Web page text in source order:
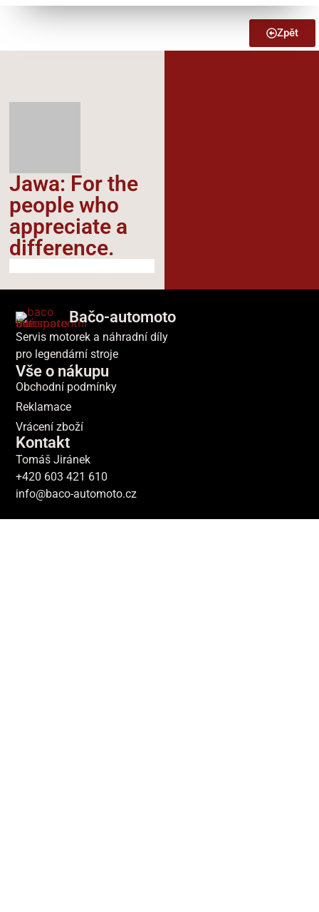
Zpět
Jawa: For the
people who
appreciate a
difference.​
Bačo-automoto
Servis motorek a náhradní díly
pro legendární stroje
Vše o nákupu
Obchodní podmínky
Reklamace
Vrácení zboží
Kontakt
Tomáš Jiránek
+420 603 421 610
info@baco-automoto.cz